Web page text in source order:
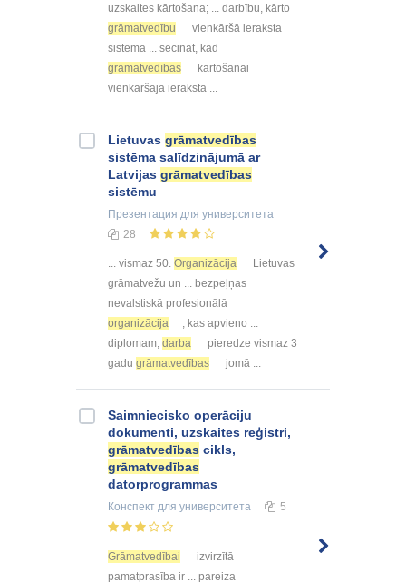
uzskaites kārtošana; ... darbību, kārto
grāmatvedību
vienkāršā ieraksta
sistēmā ... secināt, kad
grāmatvedības
kārtošanai
vienkāršajā ieraksta ...
Lietuvas grāmatvedības
sistēma salīdzinājumā ar
Latvijas grāmatvedības
sistēmu
Презентация для университета
28
... vismaz 50. Organizācija
Lietuvas
grāmatvežu un ... bezpeļņas
nevalstiskā profesionālā
organizācija
, kas apvieno ...
diplomam; darba
pieredze vismaz 3
gadu grāmatvedības jomā ...
Saimniecisko operāciju
dokumenti, uzskaites reģistri,
grāmatvedības cikls,
grāmatvedības
datorprogrammas
Конспект для университета 5
Grāmatvedībai
izvirzītā
pamatprasība ir ... pareiza